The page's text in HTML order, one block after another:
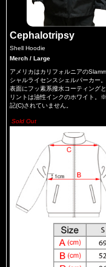
Cephalotripsy
Shell Hoodie
Merch / Large
アメリカはカリフォルニアの
シャルライセンスシェルパーカー
表面にフッ素系撥水コーティング
リントは油性インクのホワイト。
記(C)されていません。
Sold Out